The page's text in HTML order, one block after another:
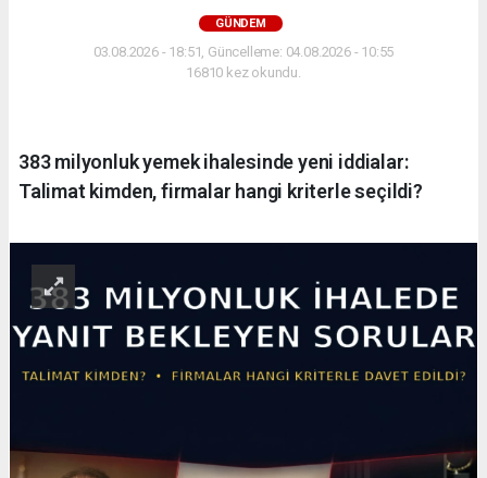
GÜNDEM
03.08.2026 - 18:51, Güncelleme: 04.08.2026 - 10:55
16810 kez okundu.
383 milyonluk yemek ihalesinde yeni iddialar:
Talimat kimden, firmalar hangi kriterle seçildi?